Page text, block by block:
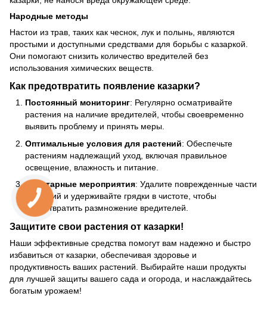
Народные методы
Настои из трав, таких как чеснок, лук и полынь, являются
простыми и доступными средствами для борьбы с казаркой.
Они помогают снизить количество вредителей без
использования химических веществ.
Как предотвратить появление казарки?
Постоянный мониторинг: Регулярно осматривайте
растения на наличие вредителей, чтобы своевременно
выявить проблему и принять меры.
Оптимальные условия для растений: Обеспечьте
растениям надлежащий уход, включая правильное
освещение, влажность и питание.
Санитарные мероприятия: Удалите поврежденные части
растений и удерживайте грядки в чистоте, чтобы
предотвратить размножение вредителей.
Защитите свои растения от казарки!
Наши эффективные средства помогут вам надежно и быстро
избавиться от казарки, обеспечивая здоровье и
продуктивность ваших растений. Выбирайте наши продукты
для лучшей защиты вашего сада и огорода, и наслаждайтесь
богатым урожаем!